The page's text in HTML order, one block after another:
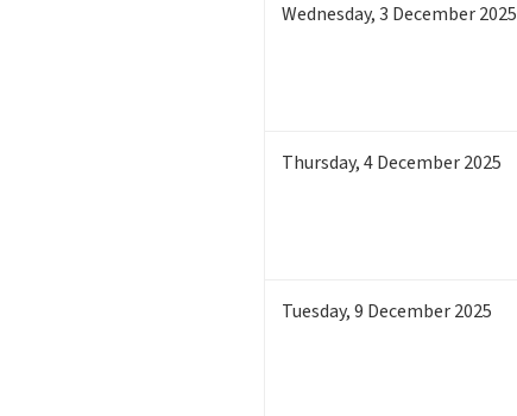
Wednesday,3 December 2025
Thursday,4December 2025
Tuesday,9 December 2025